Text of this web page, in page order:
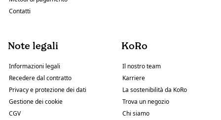
Contatti
Note legali
Informazioni legali
Recedere dal contratto
Privacy e protezione dei dati
Gestione dei cookie
CGV
KoRo
Il nostro team
Karriere
La sostenibilità da KoRo
Trova un negozio
Chi siamo